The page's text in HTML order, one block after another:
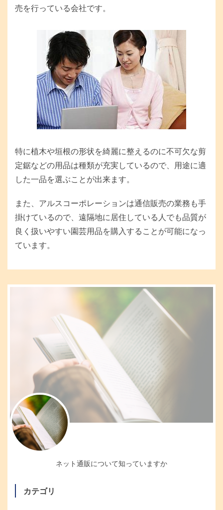
売を行っている会社です。
特に植木や垣根の形状を綺麗に整えるのに不可欠な剪
定鋸などの用品は種類が充実しているので、用途に適
した一品を選ぶことが出来ます。
また、アルスコーポレーションは通信販売の業務も手
掛けているので、遠隔地に居住している人でも品質が
良く扱いやすい園芸用品を購入することが可能になっ
ています。
ネット通販について知っていますか
カテゴリ